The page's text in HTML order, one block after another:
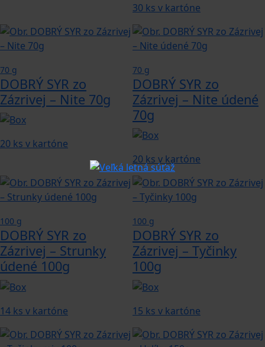
30 ks v kartóne
70 g
DOBRÝ SYR zo
Zázrivej – Nite 70g
20 ks v kartóne
70 g
DOBRÝ SYR zo
Zázrivej – Nite údené
70g
20 ks v kartóne
100 g
DOBRÝ SYR zo
Zázrivej – Strunky
údené 100g
14 ks v kartóne
100 g
DOBRÝ SYR zo
Zázrivej – Tyčinky
100g
15 ks v kartóne